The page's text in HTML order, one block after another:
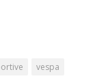
vespa